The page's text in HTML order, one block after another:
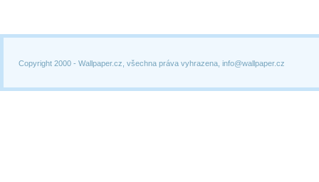
Copyright 2000 - Wallpaper.cz, všechna práva vyhrazena, info@wallpaper.cz